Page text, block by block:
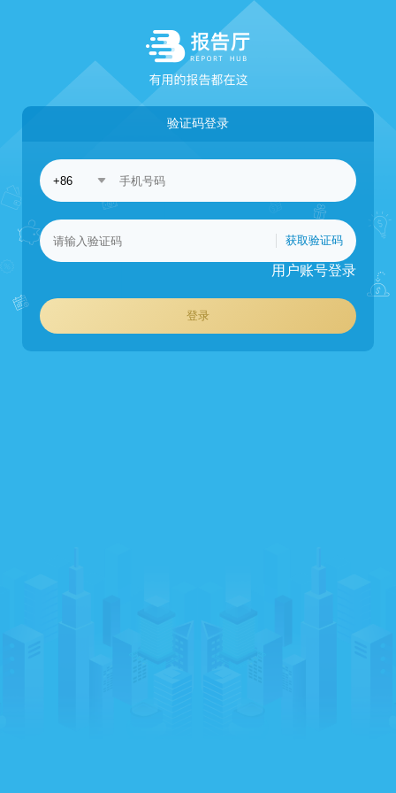
验证码登录
获取验证码
用户账号登录
登录